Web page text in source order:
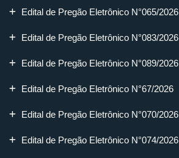
Edital de Pregão Eletrônico N°065/2026
Edital de Pregão Eletrônico N°083/2026
Edital de Pregão Eletrônico N°089/2026
Edital de Pregão Eletrônico N°67/2026
Edital de Pregão Eletrônico N°070/2026
Edital de Pregão Eletrônico N°074/2026